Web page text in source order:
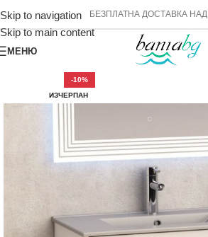
Skip to navigation
Skip to main content
БЕЗПЛАТНА ДОСТАВКА НАД
МЕНЮ
-10%
ИЗЧЕРПАН